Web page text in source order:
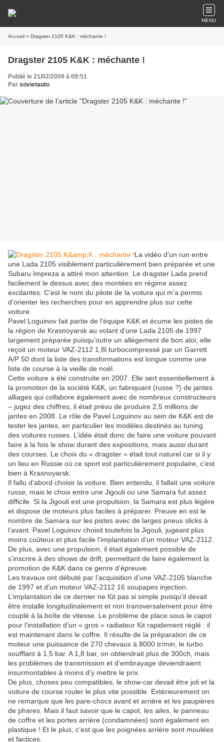
MENU
Accueil » Dragster 2105 K&K : méchante !
Dragster 2105 K&K : méchante !
Publié le 21/02/2009 à 09:51
Par sovietauto
La vidéo d'un run entre
une Lada 2105 visiblement particulièrement bien préparée et une
Subaru Impreza a attiré mon attention. Le dragster Lada prend
facilement le dessus avec des montées en régime assez
excitantes. C'est le nom du pilote de la voiture qui m'a permis
d'orienter les recherches pour en apprendre plus sur cette
voiture.
Pavel Loguinov fait partie de l’équipe K&K et écume les pistes de
la région de Krasnoyarsk au volant d’une Lada 2105 de 1997
largement préparée puisqu’outre un allègement de bon aloi, elle
reçoit un moteur VAZ-2112 1,8l turbocompressé par un Garrett
A/P 50 dont la liste des transformations est longue comme une
liste de course à la vieille de noël.
Cette voiture a été construite en 2007. Elle sert essentiellement à
la promotion de la société K&K, un fabriquant (russe ?) de jantes
alliages qui collabore également avec de nombreux constructeurs
– jugez des chiffres, il était prévu de produire 2,5 millions de
jantes en 2008. Le rôle de Pavel Loguinov au sein de K&K est de
tester les jantes, en particulier les modèles destinés au tuning
des voitures russes. L’idée était donc de faire une voiture pouvant
faire à la fois le show durant des expositions, mais aussi durant
des courses. Le choix du « dragster » était tout naturel car si il y
un lieu en Russie où ce sport est particulièrement populaire, c’est
bien à Krasnoyarsk.
Il fallu d’abord choisir la voiture. Bien entendu, il fallait une voiture
russe, mais le choix entre une Jigouli ou une Samara fut assez
difficile. Si la Jigouli est une propulsion, la Samara est plus légère
et dispose de moteurs plus faciles à préparer. Preuve en est le
nombre de Samara sur les pistes avec de larges pneus slicks à
l’avant. Pavel Loguinov choisit toutefois la Jigouli, jugeant plus
moins coûteux et plus facile l’implantation d’un moteur VAZ-2112.
De plus, avec une propulsion, il était également possible de
s’inscrire à des shows de drift, permettant de faire également la
promotion de K&K dans ce genre d’épreuve.
Les travaux ont débuté par l’acquisition d’une VAZ-2105 blanche
de 1997 et d’un moteur VAZ-2112 16 soupapes injection.
L’implantation de ce dernier ne fût pas si simple puisqu’il devait
être installé longitudinalement et non transversalement pour être
couplé à la boîte de vitesse. Le problème de place sous le capot
pour l’installation d’un « gros » radiateur fût rapidement réglé : il
est maintenant dans le coffre. Il résulte de la préparation de ce
moteur une puissance de 270 chevaux à 8000 tr/min, le turbo
soufflant à 1,5 bar. A 1,8 bar, on obtiendrait plus de 300ch, mais
les problèmes de transmission et d’embrayage deviendraient
insurmontables à moins d’y mettre le prix.
De plus, choses peu compatibles, le show-car devait être joli et la
voiture de course rouler le plus vite possible. Extérieurement on
ne remarque que les pare-chocs avant et arrière et les paupières
de phares. Mais il faut savoir que le capot, les ailes, le panneau
de coffre et les portes arrière (condamnées) sont également en
plastique ! Et le plus, c’est que les poignées arrière sont moulées
et factices.